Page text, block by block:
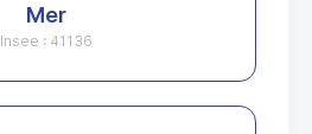
Mer
Insee : 41136